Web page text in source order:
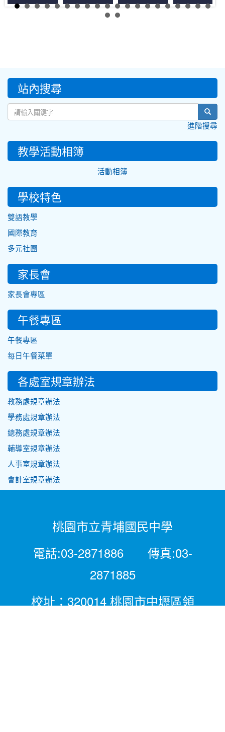
::: 站內搜尋
進階搜尋
教學活動相簿
活動相簿
學校特色
雙語教學
國際教育
多元社團
家長會
家長會專區
午餐專區
午餐專區
每日午餐菜單
各處室規章辦法
教務處規章辦法
學務處規章辦法
總務處規章辦法
輔導室規章辦法
人事室規章辦法
會計室規章辦法
桃園市立青埔國民中學
電話:03-2871886 傳真:03-
2871885
校址：320014 桃園市中壢區領